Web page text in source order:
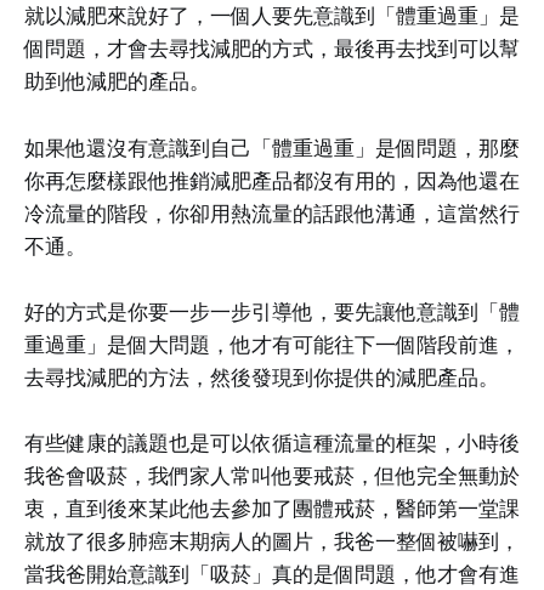
就以減肥來說好了，一個人要先意識到「體重過重」是
個問題，才會去尋找減肥的方式，最後再去找到可以幫
助到他減肥的產品。
如果他還沒有意識到自己「體重過重」是個問題，那麼
你再怎麼樣跟他推銷減肥產品都沒有用的，因為他還在
冷流量的階段，你卻用熱流量的話跟他溝通，這當然行
不通。
好的方式是你要一步一步引導他，要先讓他意識到「體
重過重」是個大問題，他才有可能往下一個階段前進，
去尋找減肥的方法，然後發現到你提供的減肥產品。
有些健康的議題也是可以依循這種流量的框架，小時後
我爸會吸菸，我們家人常叫他要戒菸，但他完全無動於
衷，直到後來某此他去參加了團體戒菸，醫師第一堂課
就放了很多肺癌末期病人的圖片，我爸一整個被嚇到，
當我爸開始意識到「吸菸」真的是個問題，他才會有進